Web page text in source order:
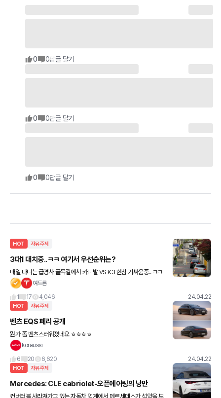
0 0답글 달기
0 0답글 달기
0 0답글 달기
HOT 자유주제
3대1 대치중..ㅋㅋ 여기서 우선순위는?
매일 다니는 급경사 골목길에서 카니발 VS K3 한참 기싸움중.. ㅋㅋ
서로 미리 양보해줬더라면 좋았을텐데요 이런경우 우선순위가 어떻
여드름
1
17 4,046 24.04.22
HOT 자유주제
벤츠 EQS 페리 공개
뭔가 좀 벤츠스러워졌네요 ㅎㅎㅎㅎ
koraussi
6
20 6,620 24.04.22
HOT 자유주제
Mercedes: CLE cabriolet-오픈에어링의 낭만
컨버터블 사라져가고 있는 자동차 업계에서 메르세데스가 석양을 보